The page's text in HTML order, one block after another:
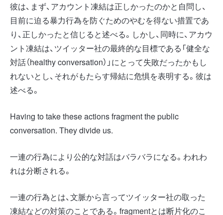
彼は、まず、アカウント凍結は正しかったのかと自問し、
目前に迫る暴力行為を防ぐためのやむを得ない措置であ
り、正しかったと信じると述べる。しかし、同時に、アカウ
ント凍結は、ツイッター社の最終的な目標である「健全な
対話（healthy conversation）」にとって失敗だったかもし
れないとし、それがもたらす帰結に危惧を表明する。彼は
述べる。
Having to take these actions fragment the public
conversation. They divide us.
一連の行為により公的な対話はバラバラになる。われわ
れは分断される。
一連の行為とは、文脈から言ってツイッター社の取った
凍結などの対策のことである。fragmentとは断片化のこ